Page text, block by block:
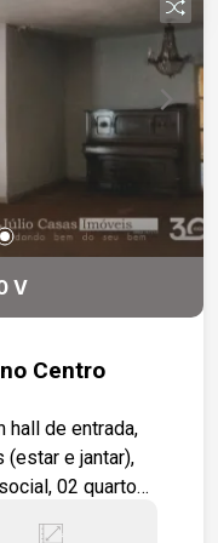
V
Centro
hall de entrada,
(estar e jantar),
02 quartos.